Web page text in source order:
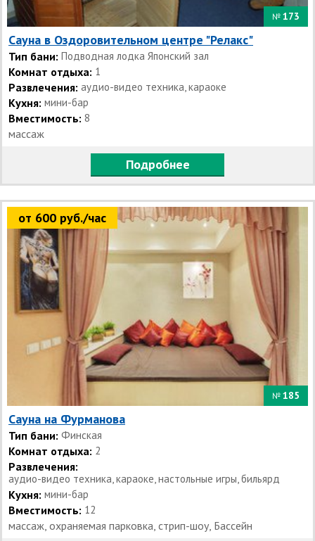
№ 173
Сауна в Оздоровительном центре "Релакс"
Тип бани: Подводная лодка Японский зал
Комнат отдыха: 1
Развлечения: аудио-видео техника, караоке
Кухня: мини-бар
Вместимость: 8
массаж
Подробнее
от 600 руб./час
№ 185
Сауна на Фурманова
Тип бани: Финская
Комнат отдыха: 2
Развлечения:
аудио-видео техника, караоке, настольные игры, бильярд
Кухня: мини-бар
Вместимость: 12
массаж, охраняемая парковка, стрип-шоу, Бассейн